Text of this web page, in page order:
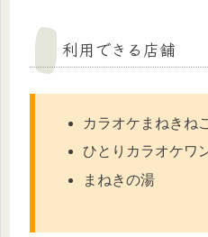
利用できる店舗
カラオケまねきねこ
ひとりカラオケワ
まねきの湯